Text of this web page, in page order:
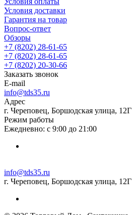
Условия доставки
Гарантия на товар
Вопрос-ответ
Обзоры
+7 (8202) 28‑61-65
+7 (8202) 28‑61-65
+7 (8202) 20‑30-66
Заказать звонок
E-mail
info@tds35.ru
Адрес
г. Череповец, Боршодская улица, 12Г
Режим работы
Ежедневно: с 9:00 до 21:00
info@tds35.ru
г. Череповец, Боршодская улица, 12Г